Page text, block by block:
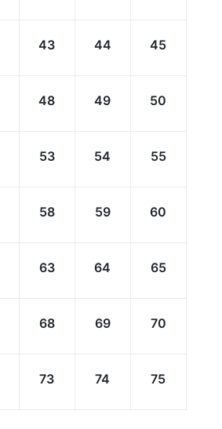
43 44 45
48 49 50
53 54 55
58 59 60
63 64 65
68 69 70
73 74 75